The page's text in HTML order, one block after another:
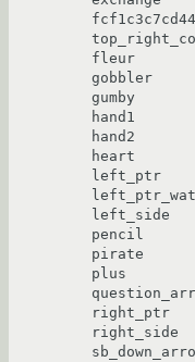
fleur
gobbler
gumby
hand1
hand2
heart
left_ptr
left_side
pencil
pirate
plus
right_ptr
right_side